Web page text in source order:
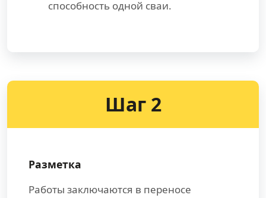
способность одной сваи.
Шаг 2
Разметка
Работы заключаются в переносе